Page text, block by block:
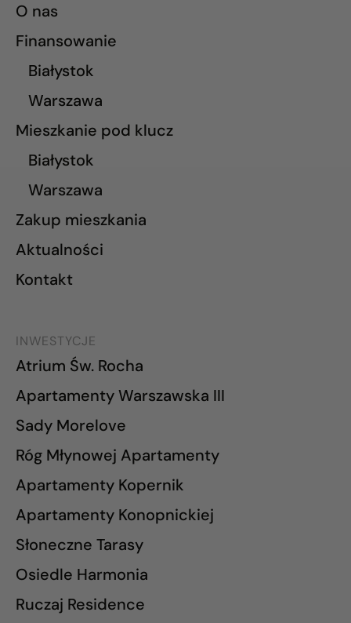
O nas
Finansowanie
Białystok
Warszawa
Mieszkanie pod klucz
Białystok
Warszawa
Zakup mieszkania
Aktualności
Kontakt
INWESTYCJE
Atrium Św. Rocha
Apartamenty Warszawska III
Sady Morelove
Róg Młynowej Apartamenty
Apartamenty Kopernik
Apartamenty Konopnickiej
Słoneczne Tarasy
Osiedle Harmonia
Ruczaj Residence